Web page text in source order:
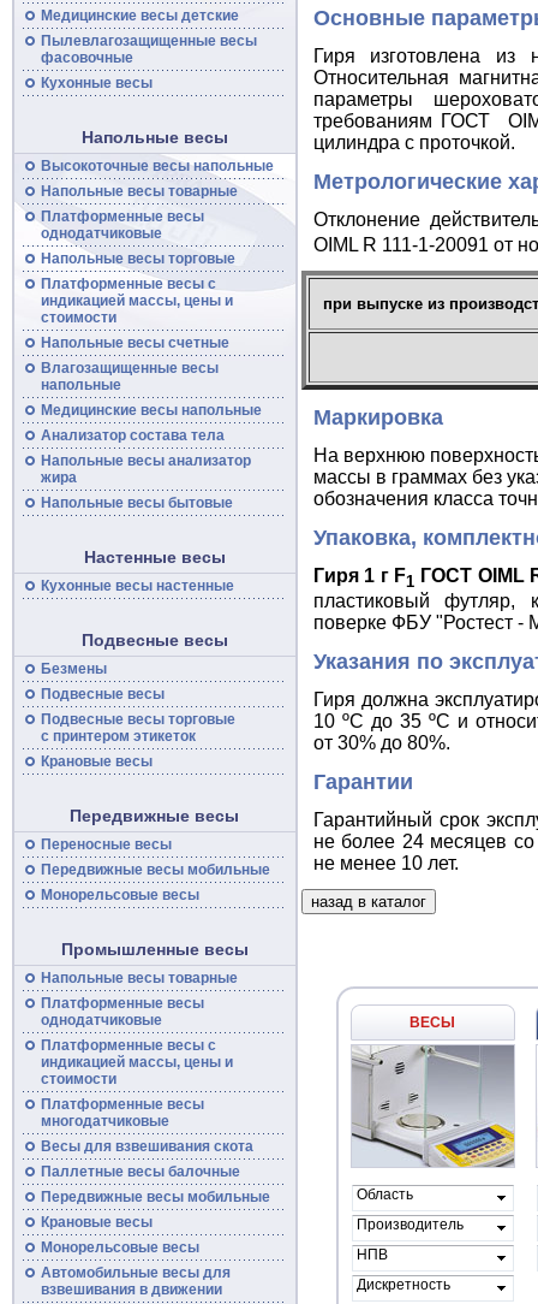
Медицинские весы детские
Пылевлагозащищенные весы
фасовочные
Кухонные весы
Напольные весы
Высокоточные весынапольные
Напольные весытоварные
Платформенные весы
однодатчиковые
Напольные весыторговые
Платформенныевесыс
индикацией массы, цены и
стоимости
Напольные весысчетные
Влагозащищенные весы
напольные
Медицинские весынапольные
Анализатор состава тела
Напольные весыанализатор
жира
Напольные весы бытовые
Настенные весы
Кухонные весы настенные
Подвесные весы
Безмены
Подвесные весы
Подвесные весыторговые
с принтером этикеток
Крановые весы
Передвижные весы
Переносные весы
Передвижные весымобильные
Монорельсовые весы
Промышленные весы
Напольные весытоварные
Платформенные весы
однодатчиковые
Платформенные весыс
индикацией массы, цены и
стоимости
Платформенные весы
многодатчиковые
Весы для взвешивания скота
Паллетные весы балочные
Передвижные весымобильные
Крановые весы
Монорельсовые весы
Автомобильные весыдля
взвешивания в движении
Основные
Гиря изготовлена из
Относительная
параметры
требованиям ГОСТ
цилиндра с проточкой.
Метрологические
Отклонение
OIML R 111-1-20091 от
при выпуске из
Маркировка
На верхнюю
массы в граммах без
обозначения класса
Упаковка,
Гиря 1 г F1 ГОСТ OIML
пластиковый футляр,
поверке ФБУ "Ростест -
Указания по
Гиря должна
10 ºC до 35 ºC и
от 30% до 80%.
Гарантии
Гарантийный срок
не более 24 месяцев
не менее 10 лет.
ВЕСЫ
Область
применения
Производитель
весов
НПВ
Дискретность